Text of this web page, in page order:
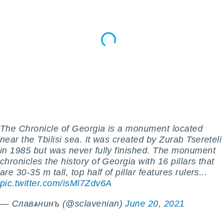
The Chronicle of Georgia is a monument located
near the Tbilisi sea. It was created by Zurab Tsereteli
in 1985 but was never fully finished. The monument
chronicles the history of Georgia with 16 pillars that
are 30-35 m tall, top half of pillar features rulers...
pic.twitter.com/isMl7Zdv6A
— Славѧнинъ (@sclavenian)June 20, 2021